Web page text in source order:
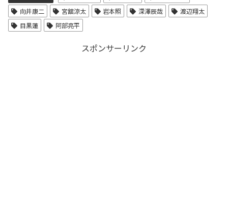
向井康二
宮舘涼太 岩本照 深澤辰哉
渡辺翔太
目黒蓮
阿部亮平
スポンサーリンク